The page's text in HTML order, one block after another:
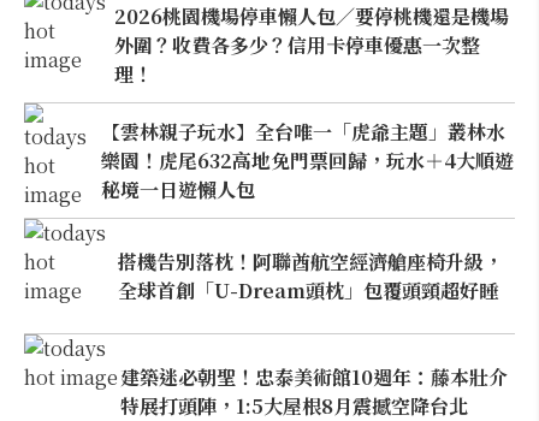
2026桃園機場停車懶人包／要停桃機還是機場
外圍？收費各多少？信用卡停車優惠一次整
理！
【雲林親子玩水】全台唯一「虎爺主題」叢林水
樂園！虎尾632高地免門票回歸，玩水＋4大順遊
秘境一日遊懶人包
搭機告別落枕！阿聯酋航空經濟艙座椅升級，
全球首創「U-Dream頭枕」包覆頭頸超好睡
建築迷必朝聖！忠泰美術館10週年：藤本壯介
特展打頭陣，1:5大屋根8月震撼空降台北